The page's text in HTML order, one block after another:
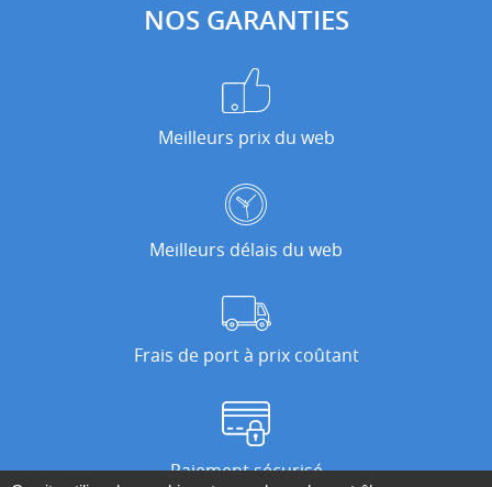
NOS GARANTIES
Meilleurs prix du web
Meilleurs délais du web
Frais de port à prix coûtant
Paiement sécurisé